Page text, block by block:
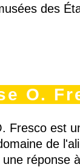
des
O.
Fresco est
de
réponse